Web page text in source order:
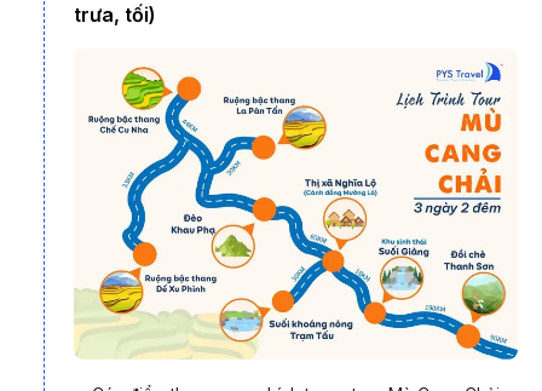
Khuyến mãi cho
Người Cao tuổi
*Ngoài ra: PYS
Mỗi năm 1 lần duy nhất, ruộng bậc thang mù cang chải bước
vào
trưa, tối)